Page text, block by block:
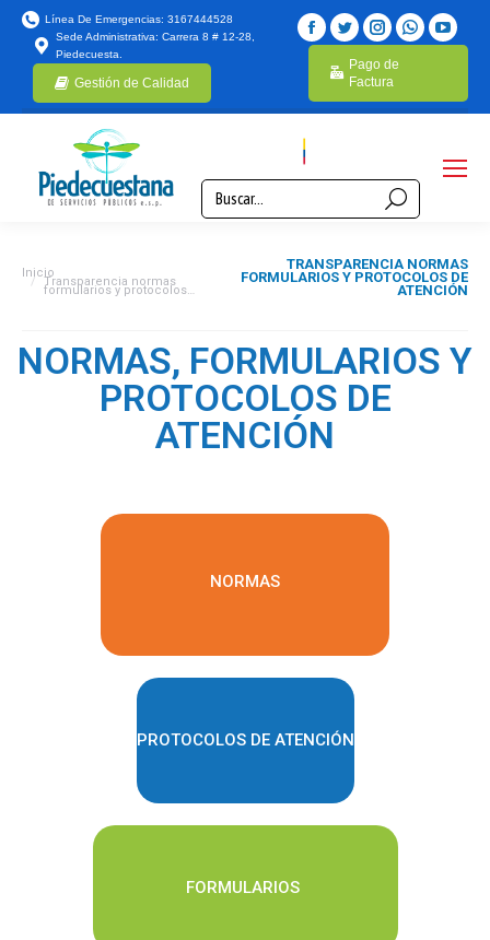
Línea De Emergencias: 3167444528
Sede Administrativa: Carrera 8 # 12-28,
Piedecuesta.
Gestión de Calidad
Pago de
Factura
Estás aquí:
Inicio
Transparencia normas
formularios y protocolos…
TRANSPARENCIA NORMAS
FORMULARIOS Y PROTOCOLOS DE
ATENCIÓN
NORMAS, FORMULARIOS Y
PROTOCOLOS DE
ATENCIÓN
NORMAS
PROTOCOLOS DE ATENCIÓN
FORMULARIOS